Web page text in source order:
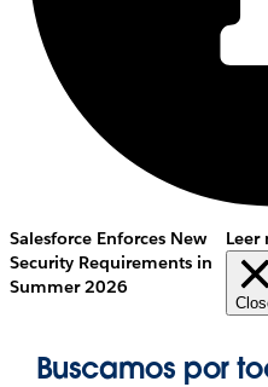
Salesforce Enforces New
Security Requirements in
Summer 2026
Leer
Buscamos por